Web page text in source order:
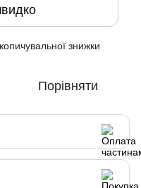
знижки
Порівняти